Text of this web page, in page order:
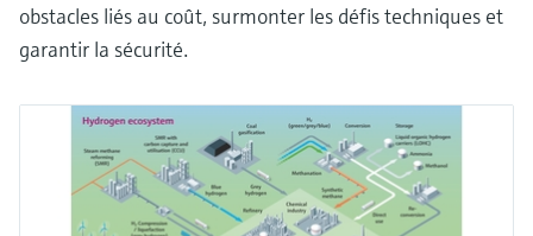
obstacles liés au coût, surmonter les défis techniques et
garantir la sécurité.